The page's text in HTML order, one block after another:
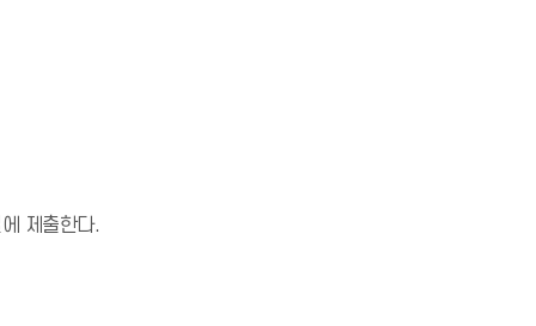
제출한다.